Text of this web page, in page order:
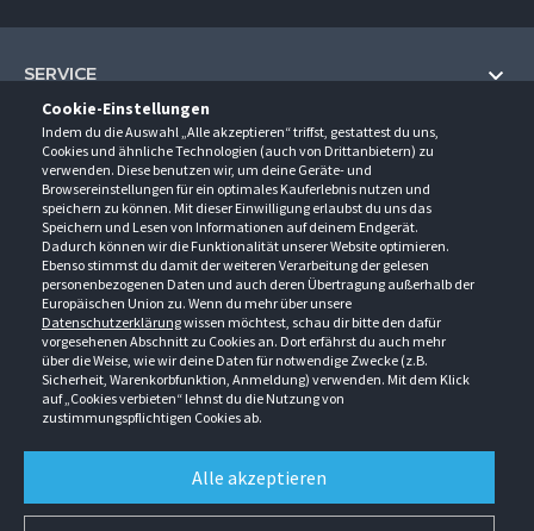
Cookie-Einstellungen
Indem du die Auswahl „Alle akzeptieren“ triffst, gestattest du uns,
Cookies und ähnliche Technologien (auch von Drittanbietern) zu
verwenden. Diese benutzen wir, um deine Geräte- und
Browsereinstellungen für ein optimales Kauferlebnis nutzen und
speichern zu können. Mit dieser Einwilligung erlaubst du uns das
Speichern und Lesen von Informationen auf deinem Endgerät.
Dadurch können wir die Funktionalität unserer Website optimieren.
Ebenso stimmst du damit der weiteren Verarbeitung der gelesen
personenbezogenen Daten und auch deren Übertragung außerhalb der
Europäischen Union zu. Wenn du mehr über unsere
Datenschutzerklärungwissen möchtest, schau dir bitte den dafür
vorgesehenen Abschnitt zu Cookies an. Dort erfährst du auch mehr
über die Weise, wie wir deine Daten für notwendige Zwecke (z.B.
Sicherheit, Warenkorbfunktion, Anmeldung) verwenden. Mit dem Klick
auf „Cookies verbieten“ lehnst du die Nutzung von
zustimmungspflichtigen Cookies ab.
Alle akzeptieren
SERVICE
Hilfe und Information
Fragen und Antworten (FAQ)
Kontakt
Newsletter
Events
Downloads
Kataloge
UNTERNEHMEN
Über uns
Anfahrt
Ansprechpartner
Außendienstbesuch
Jobs & Ausbildung
Retouren/Reklamationen
KONTAKT
Gröner-Schulze GmbH
Sarirstraße 5
12529 Schönefeld
Berlin-Schönefeld: +49 30 68 29 54-0
Saerbeck: +49 2574 88750-0
Weißenhorn: +49 731 3982-0
info@groener-schulze.com
ÖFFNUNGSZEITEN
Montag - Donnerstag
9:00 - 17:00
Freitag
9:00 - 15:00
FOLGE UNS
AGB Datenschutzbestimmungen Impressum
Alle Rechte vorbehalten. © Gröner-Schulze GmbH 2026 Verkauf nur an Unternehmer,